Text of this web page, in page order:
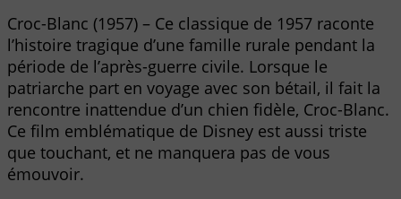
Croc-Blanc (1957) – Ce classique de 1957 raconte
l’histoire tragique d’une famille rurale pendant la
période de l’après-guerre civile. Lorsque le
patriarche part en voyage avec son bétail, il fait la
rencontre inattendue d’un chien fidèle, Croc-Blanc.
Ce film emblématique de Disney est aussi triste
que touchant, et ne manquera pas de vous
émouvoir.